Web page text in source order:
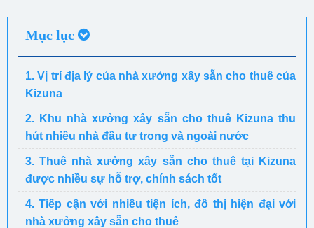
Mục lục
1. Vị trí địa lý của nhà xưởng xây sẵn cho thuê của
Kizuna
2. Khu nhà xưởng xây sẵn cho thuê Kizuna thu
hút nhiều nhà đầu tư trong và ngoài nước
3. Thuê nhà xưởng xây sẵn cho thuê tại Kizuna
được nhiều sự hỗ trợ, chính sách tốt
4. Tiếp cận với nhiều tiện ích, đô thị hiện đại với
nhà xưởng xây sẵn cho thuê